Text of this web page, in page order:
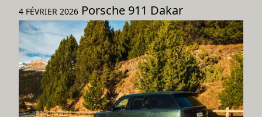
4 FÉVRIER 2026 Porsche 911 Dakar